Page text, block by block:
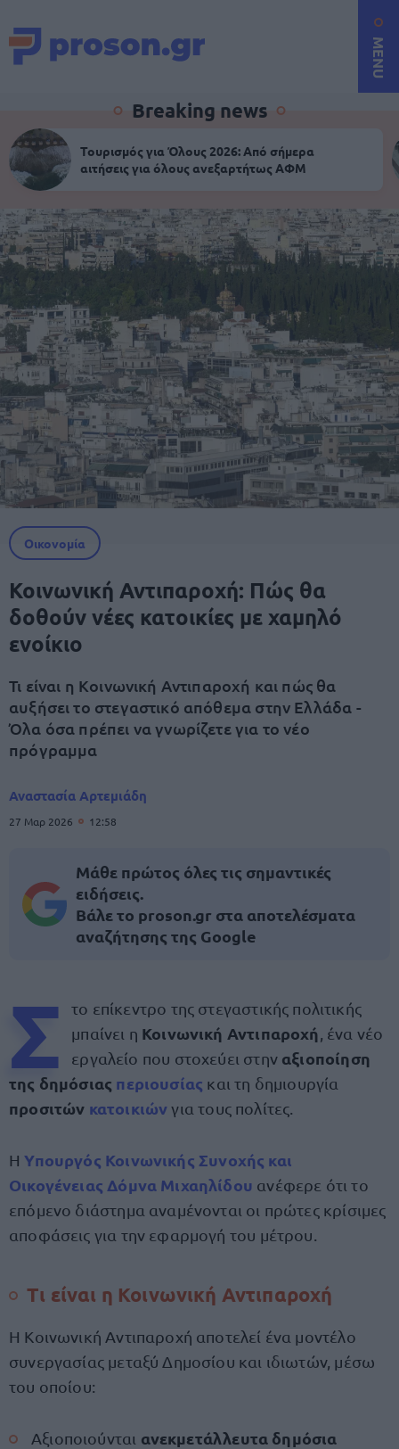
MENU
Breaking news
Τουρισμός για Όλους 2026: Από σήμερα
αιτήσεις για όλους ανεξαρτήτως ΑΦΜ
Οικονομία
Κοινωνική Αντιπαροχή: Πώς θα
δοθούν νέες κατοικίες με χαμηλό
ενοίκιο
Τι είναι η Κοινωνική Αντιπαροχή και πώς θα
αυξήσει το στεγαστικό απόθεμα στην Ελλάδα -
Όλα όσα πρέπει να γνωρίζετε για το νέο
πρόγραμμα
Αναστασία Αρτεμιάδη
27 Μαρ 2026 12:58
Μάθε πρώτος όλες τις σημαντικές
ειδήσεις.
Βάλε το proson.gr στα αποτελέσματα
αναζήτησης της Google
Σ
το επίκεντρο της στεγαστικής πολιτικής
μπαίνει η Κοινωνική Αντιπαροχή , ένα νέο
εργαλείο που στοχεύει στην αξιοποίηση
της δημόσιας περιουσίας και τη δημιουργία
προσιτών κατοικιών για τους πολίτες.
ΗΥπουργός Κοινωνικής Συνοχής και
Οικογένειας Δόμνα Μιχαηλίδου ανέφερε ότι το
επόμενο διάστημα αναμένονται οι πρώτες κρίσιμες
αποφάσεις για την εφαρμογή του μέτρου.
Τι είναι η Κοινωνική Αντιπαροχή
Η Κοινωνική Αντιπαροχή αποτελεί ένα μοντέλο
συνεργασίας μεταξύ Δημοσίου και ιδιωτών, μέσω
του οποίου:
Αξιοποιούνται ανεκμετάλλευτα δημόσια